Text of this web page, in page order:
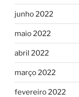
junho 2022
maio 2022
abril 2022
março 2022
fevereiro 2022